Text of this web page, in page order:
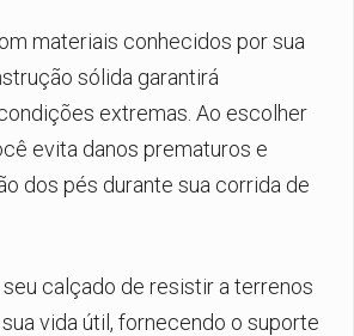
materiais conhecidos por sua
sólida garantirá
extremas. Ao escolher
evita danos prematuros e
dos pés durante sua corrida de
calçado de resistir a terrenos
vida útil, fornecendo o suporte